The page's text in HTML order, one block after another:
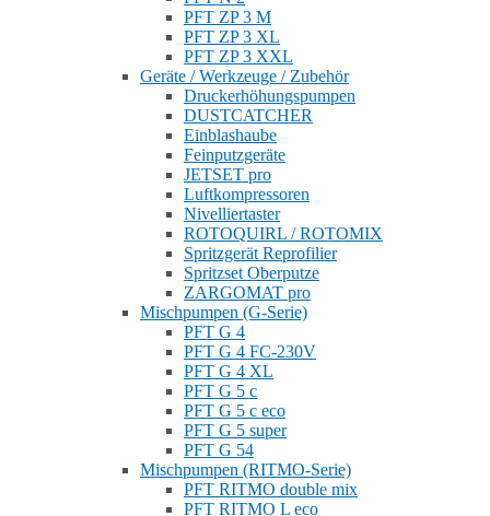
PFT ZP 3 M
PFT ZP 3 XL
PFT ZP 3 XXL
Geräte / Werkzeuge / Zubehör
Druckerhöhungspumpen
DUSTCATCHER
Einblashaube
Feinputzgeräte
JETSET pro
Luftkompressoren
Nivelliertaster
ROTOQUIRL / ROTOMIX
Spritzgerät Reprofilier
Spritzset Oberputze
ZARGOMAT pro
Mischpumpen (G-Serie)
PFT G 4
PFT G 4 FC-230V
PFT G 4 XL
PFT G 5 c
PFT G 5 c eco
PFT G 5 super
PFT G 54
Mischpumpen (RITMO-Serie)
PFT RITMO double mix
PFT RITMO L eco